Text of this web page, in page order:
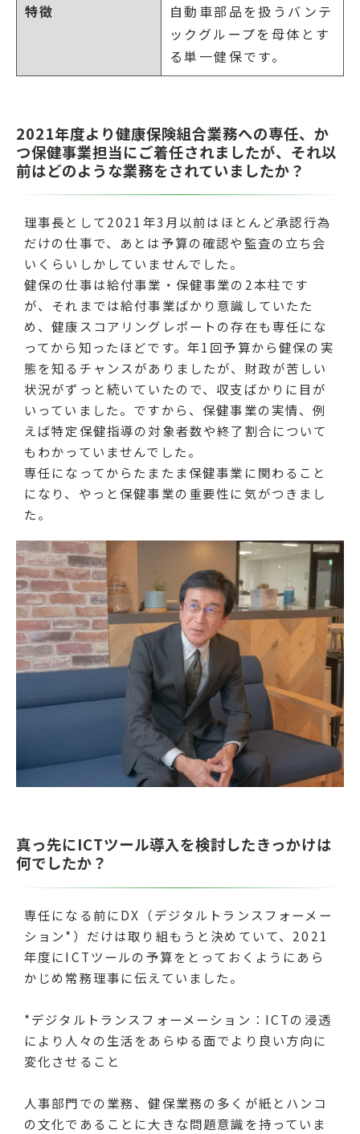
特徴
自動車部品を扱うバンテ
ックグループを母体とす
る単一健保です。
2021年度より健康保険組合業務への専任、か
つ保健事業担当にご着任されましたが、それ以
前はどのような業務をされていましたか？
理事長として2021年3月以前はほとんど承認行為
だけの仕事で、あとは予算の確認や監査の立ち会
いくらいしかしていませんでした。
健保の仕事は給付事業・保健事業の2本柱です
が、それまでは給付事業ばかり意識していたた
め、健康スコアリングレポートの存在も専任にな
ってから知ったほどです。年1回予算から健保の実
態を知るチャンスがありましたが、財政が苦しい
状況がずっと続いていたので、収支ばかりに目が
いっていました。ですから、保健事業の実情、例
えば特定保健指導の対象者数や終了割合について
もわかっていませんでした。
専任になってからたまたま保健事業に関わること
になり、やっと保健事業の重要性に気がつきまし
た。
真っ先にICTツール導入を検討したきっかけは
何でしたか？
専任になる前にDX（デジタルトランスフォーメー
ション*）だけは取り組もうと決めていて、2021
年度にICTツールの予算をとっておくようにあら
かじめ常務理事に伝えていました。
*デジタルトランスフォーメーション：ICTの浸透
により人々の生活をあらゆる面でより良い方向に
変化させること
人事部門での業務、健保業務の多くが紙とハンコ
の文化であることに大きな問題意識を持っていま